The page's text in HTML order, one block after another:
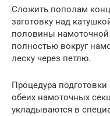
Сложить пополам
заготовку над
половины
полностью вокруг
леску через петлю.
Процедура
обеих намоточных
укладываются в